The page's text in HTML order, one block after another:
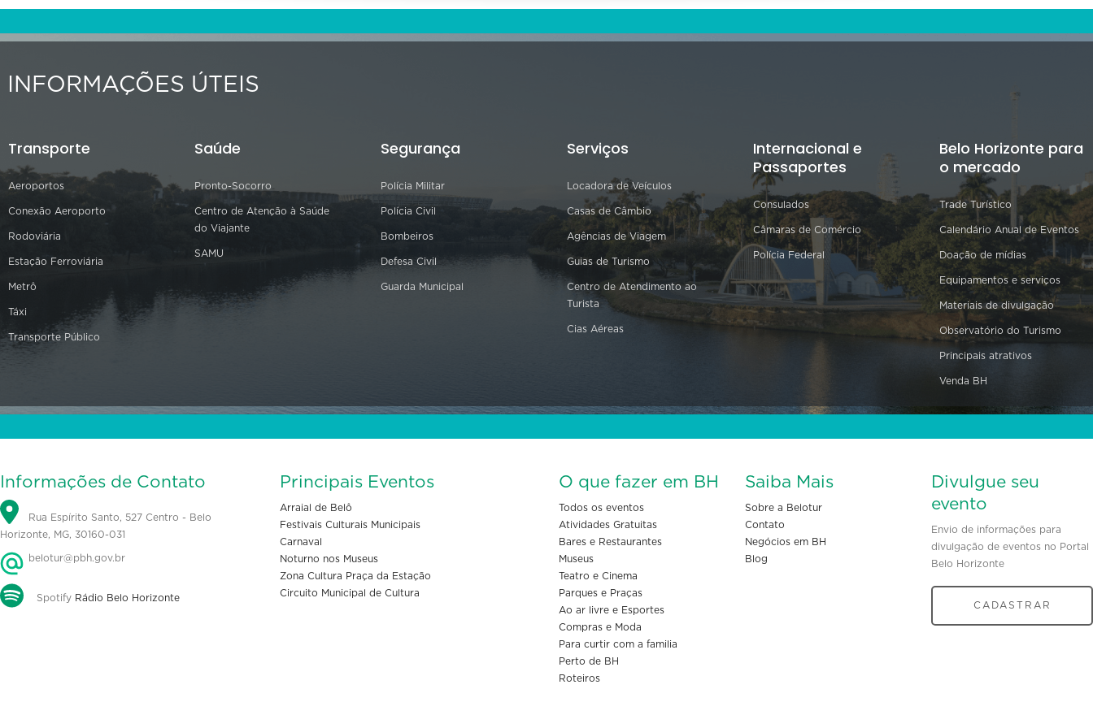
INFORMAÇÕES ÚTEIS
Transporte
Aeroportos
Conexão Aeroporto
Rodoviária
Estação Ferroviária
Metrô
Táxi
Transporte Público
Saúde
Pronto-Socorro
Centro de Atenção à Saúde
do Viajante
SAMU
Segurança
Polícia Militar
Polícia Civil
Bombeiros
Defesa Civil
Guarda Municipal
Serviços
Locadora de Veículos
Casas de Câmbio
Agências de Viagem
Guias de Turismo
Centro de Atendimento ao
Turista
Cias Aéreas
Internacional e
Passaportes
Consulados
Câmaras de Comércio
Polícia Federal
Belo Horizonte para
o mercado
Trade Turístico
Calendário Anual de Eventos
Doação de mídias
Equipamentos e serviços
Materiais de divulgação
Observatório do Turismo
Principais atrativos
Venda BH
Informações de Contato
Rua Espírito Santo, 527 Centro - Belo
Horizonte, MG, 30160-031
belotur@pbh.gov.br
Spotify Rádio Belo Horizonte
Principais Eventos
Arraial de Belô
Festivais Culturais Municipais
Carnaval
Noturno nos Museus
Zona Cultura Praça da Estação
Circuito Municipal de Cultura
O que fazer em BH
Todos os eventos
Atividades Gratuitas
Bares e Restaurantes
Museus
Teatro e Cinema
Parques e Praças
Ao ar livre e Esportes
Compras e Moda
Para curtir com a familia
Perto de BH
Roteiros
Saiba Mais
Sobre a Belotur
Contato
Negócios em BH
Blog
Divulgue seu
evento
Envio de informações para
divulgação de eventos no Portal
Belo Horizonte
CADASTRAR